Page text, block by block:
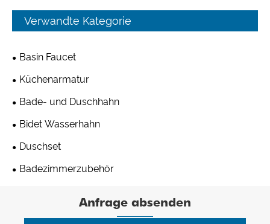
Verwandte Kategorie
Basin Faucet
Küchenarmatur
Bade- und Duschhahn
Bidet Wasserhahn
Duschset
Badezimmerzubehör
Anfrage absenden